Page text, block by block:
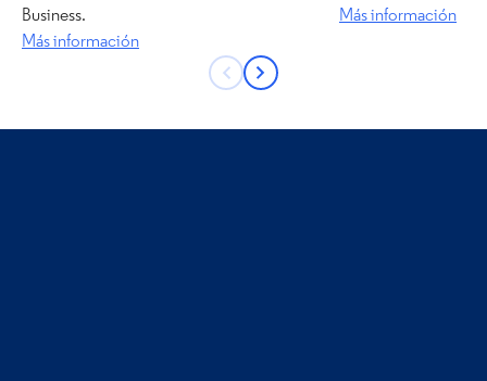
Business.
Más información
Más información
Botón
Botón